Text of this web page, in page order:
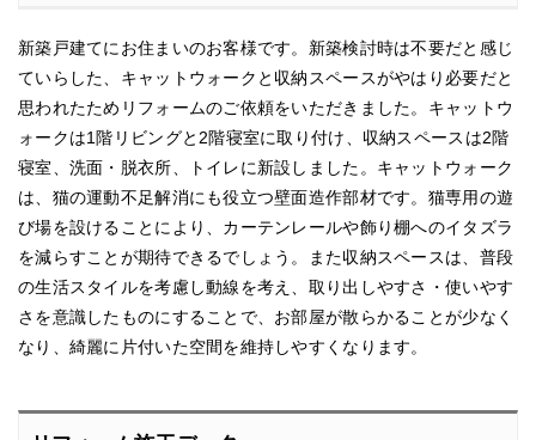
新築戸建てにお住まいのお客様です。新築検討時は不要だと感じ
ていらした、キャットウォークと収納スペースがやはり必要だと
思われたためリフォームのご依頼をいただきました。キャットウ
ォークは1階リビングと2階寝室に取り付け、収納スペースは2階
寝室、洗面・脱衣所、トイレに新設しました。キャットウォーク
は、猫の運動不足解消にも役立つ壁面造作部材です。猫専用の遊
び場を設けることにより、カーテンレールや飾り棚へのイタズラ
を減らすことが期待できるでしょう。また収納スペースは、普段
の生活スタイルを考慮し動線を考え、取り出しやすさ・使いやす
さを意識したものにすることで、お部屋が散らかることが少なく
なり、綺麗に片付いた空間を維持しやすくなります。